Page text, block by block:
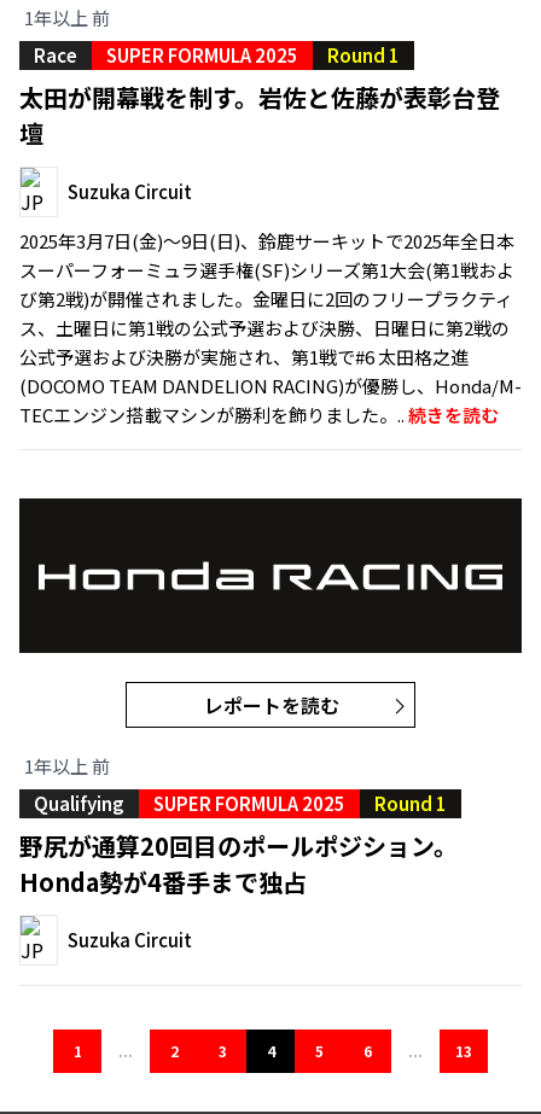
1年以上 前
Race
SUPER FORMULA 2025 Round 1
太田が開幕戦を制す。岩佐と佐藤が表彰台登
壇
Suzuka Circuit
2025年3月7日(金)～9日(日)、鈴鹿サーキットで2025年全日本
スーパーフォーミュラ選手権(SF)シリーズ第1大会(第1戦およ
び第2戦)が開催されました。金曜日に2回のフリープラクティ
ス、土曜日に第1戦の公式予選および決勝、日曜日に第2戦の
公式予選および決勝が実施され、第1戦で#6 太田格之進
(DOCOMO TEAM DANDELION RACING)が優勝し、Honda/M-
TECエンジン搭載マシンが勝利を飾りました。..続きを読む
レポートを読む
1年以上 前
Qualifying
SUPER FORMULA 2025 Round 1
野尻が通算20回目のポールポジション。
Honda勢が4番手まで独占
Suzuka Circuit
1 ... 2 3 4 5 6 ... 13